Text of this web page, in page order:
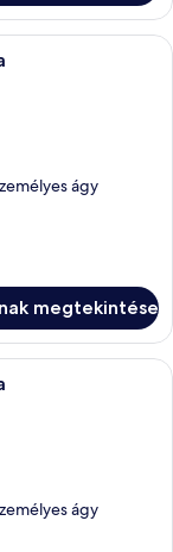
szoba, amelyben egy
ágy
megtekintése
szoba, amelyben egy
ágy